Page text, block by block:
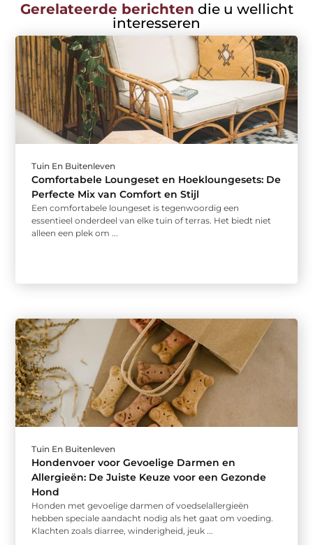
Gerelateerde berichten die u wellicht
interesseren
Tuin En Buitenleven
Comfortabele Loungeset en Hoekloungesets: De
Perfecte Mix van Comfort en Stijl
Een comfortabele loungeset is tegenwoordig een
essentieel onderdeel van elke tuin of terras. Het biedt niet
alleen een plek om ...
Tuin En Buitenleven
Hondenvoer voor Gevoelige Darmen en
Allergieën: De Juiste Keuze voor een Gezonde
Hond
Honden met gevoelige darmen of voedselallergieën
hebben speciale aandacht nodig als het gaat om voeding.
Klachten zoals diarree, winderigheid, jeuk ...